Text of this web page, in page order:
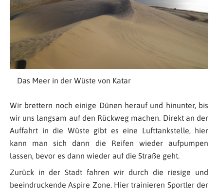
Das Meer in der Wüste von Katar
Wir brettern noch einige Dünen herauf und hinunter, bis
wir uns langsam auf den Rückweg machen. Direkt an der
Auffahrt in die Wüste gibt es eine Lufttankstelle, hier
kann man sich dann die Reifen wieder aufpumpen
lassen, bevor es dann wieder auf die Straße geht.
Zurück in der Stadt fahren wir durch die riesige und
beeindruckende Aspire Zone. Hier trainieren Sportler der